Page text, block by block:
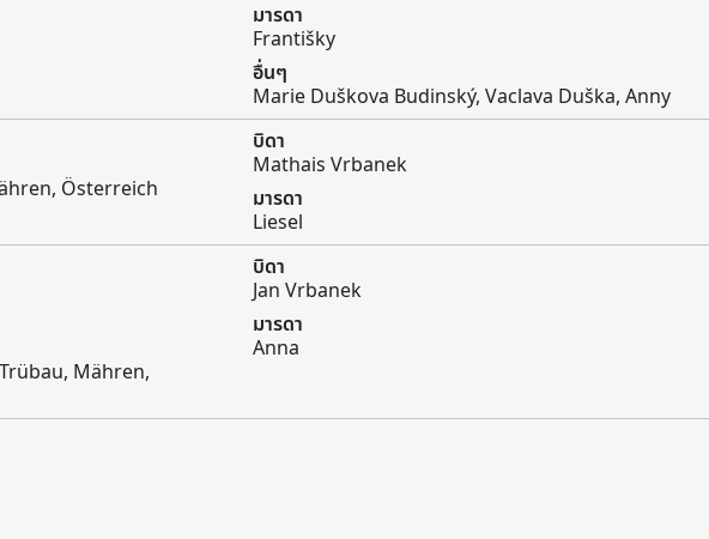
มารดา
Františky
อื่นๆ
Marie Duškova Budinský, Vaclava Duška, Anny
Österreich
บิดา
Mathais Vrbanek
มารดา
Liesel
Mähren,
บิดา
Jan Vrbanek
มารดา
Anna